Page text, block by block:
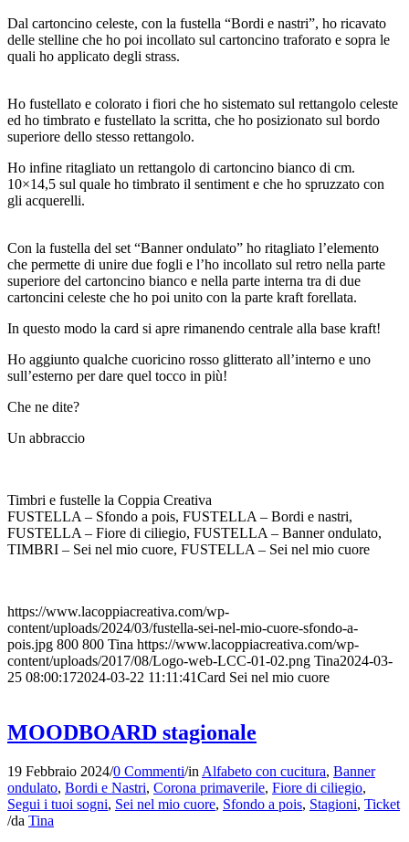
Dal cartoncino celeste, con la fustella “Bordi e nastri”, ho ricavato
delle stelline che ho poi incollato sul cartoncino traforato e sopra le
quali ho applicato degli strass.
Ho fustellato e colorato i fiori che ho sistemato sul rettangolo celeste
ed ho timbrato e fustellato la scritta, che ho posizionato sul bordo
superiore dello stesso rettangolo.
Ho infine ritagliato un rettangolo di cartoncino bianco di cm.
10×14,5 sul quale ho timbrato il sentiment e che ho spruzzato con
gli acquerelli.
Con la fustella del set “Banner ondulato” ho ritagliato l’elemento
che permette di unire due fogli e l’ho incollato sul retro nella parte
superiore del cartoncino bianco e nella parte interna tra di due
cartoncini celeste che ho poi unito con la parte kraft forellata.
In questo modo la card si apre rimanendo centrale alla base kraft!
Ho aggiunto qualche cuoricino rosso glitterato all’interno e uno
sull’esterno per dare quel tocco in più!
Che ne dite?
Un abbraccio
Timbri e fustelle la Coppia Creativa
FUSTELLA – Sfondo a pois, FUSTELLA – Bordi e nastri,
FUSTELLA – Fiore di ciliegio, FUSTELLA – Banner ondulato,
TIMBRI – Sei nel mio cuore, FUSTELLA – Sei nel mio cuore
https://www.lacoppiacreativa.com/wp-
content/uploads/2024/03/fustella-sei-nel-mio-cuore-sfondo-a-
pois.jpg 800 800 Tina https://www.lacoppiacreativa.com/wp-
content/uploads/2017/08/Logo-web-LCC-01-02.png Tina2024-03-
25 08:00:172024-03-22 11:11:41Card Sei nel mio cuore
MOODBOARD stagionale
19 Febbraio 2024/0 Commenti/in Alfabeto con cucitura, Banner
ondulato, Bordi e Nastri, Corona primaverile, Fiore di ciliegio,
Segui i tuoi sogni, Sei nel mio cuore, Sfondo a pois, Stagioni, Ticket
/da Tina